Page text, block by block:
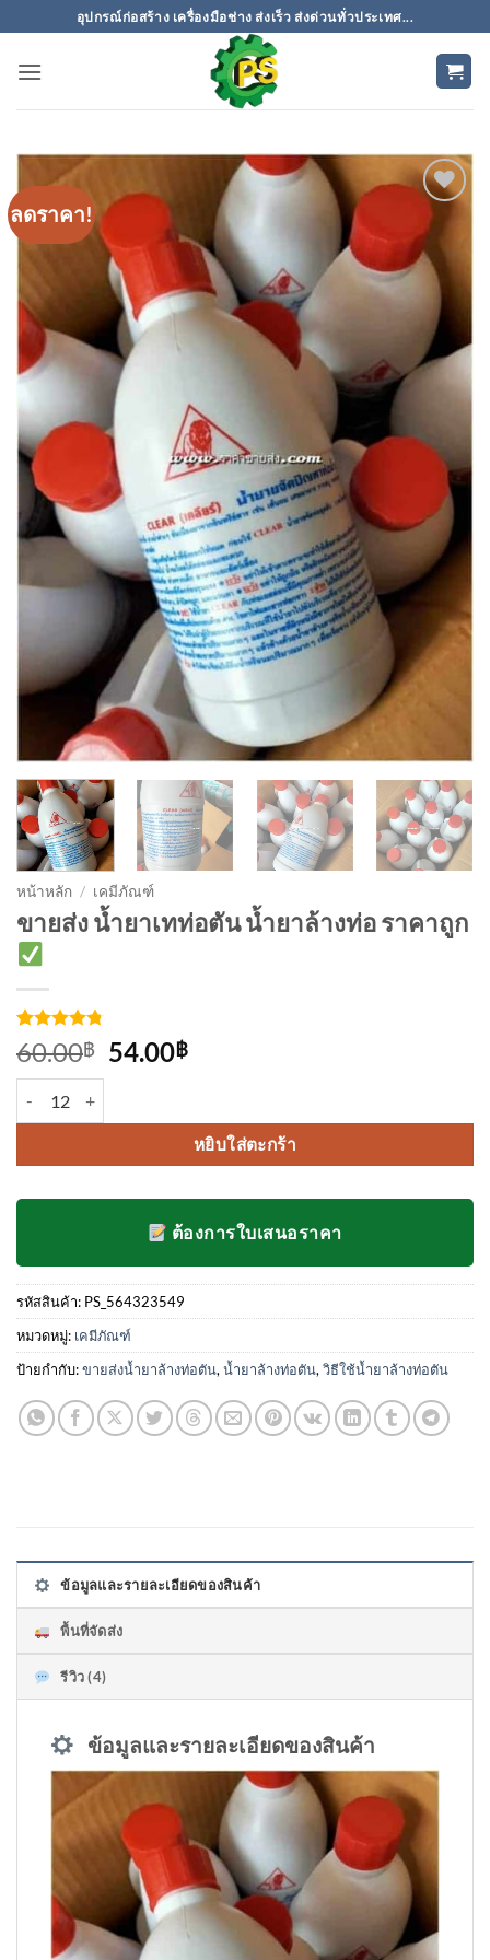
ไป
อุปกรณ์ก่อสร้าง เครื่องมือช่าง ส่งเร็ว ส่งด่วนทั่วประเทศ...
ลดราคา!
เพิ่มเข้า
ใน
รายการ
ติดตาม
หน้าหลัก / เคมีภัณฑ์
ขายส่ง น้ำยาเทท่อตัน น้ำยาล้างท่อ ราคาถูก
ให้คะแนน
4.75จาก
5 คะแนน
เต็มบน
4
การให้
60.00฿
Original
60.00฿.
54.00฿Current
54.00฿.
หยิบใส่ตะกร้า
ต้องการใบเสนอราคา
รหัสสินค้า: PS_564323549
หมวดหมู่: เคมีภัณฑ์
ป้ายกำกับ:ขายส่งน้ำยาล้างท่อตัน,น้ำยาล้างท่อตัน,วิธีใช้น้ำยาล้างท่อตัน
ข้อมูลและรายละเอียดของสินค้า
พื้นที่จัดส่ง
รีวิว (4)
ข้อมูลและรายละเอียดของสินค้า